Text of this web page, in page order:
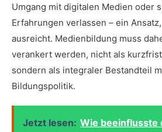
Umgang mit digitalen Medien oder
Erfahrungen verlassen – ein
ausreicht. Medienbildung muss
verankert werden, nicht als
sondern als integraler Bestandteil
Bildungspolitik.
Jetzt lesen: Wie beeinflusste